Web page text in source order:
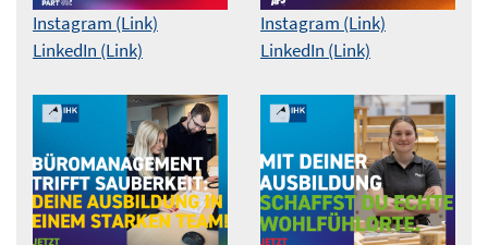
Instagram (Link)
LinkedIn (Link)
Instagram (Link)
LinkedIn (Link)